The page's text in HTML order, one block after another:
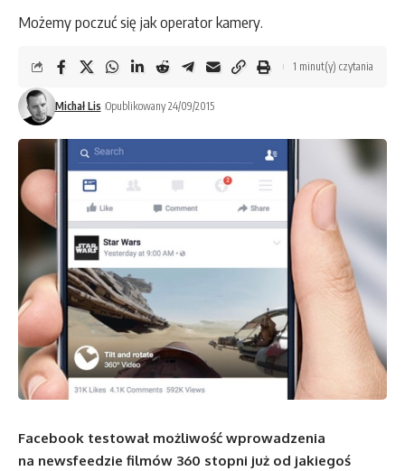
Możemy poczuć się jak operator kamery.
Michał Lis Opublikowany 24/09/2015
1 minut(y) czytania
Facebook testował możliwość wprowadzenia
na newsfeedzie filmów 360 stopni już od jakiegoś